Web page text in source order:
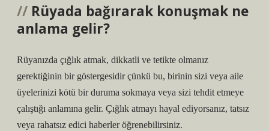
Rüyada bağırarak konuşmak ne
anlama gelir?
Rüyanızda çığlık atmak, dikkatli ve tetikte olmanız
gerektiğinin bir göstergesidir çünkü bu, birinin sizi veya aile
üyelerinizi kötü bir duruma sokmaya veya sizi tehdit etmeye
çalıştığı anlamına gelir. Çığlık atmayı hayal ediyorsanız, tatsız
veya rahatsız edici haberler öğrenebilirsiniz.